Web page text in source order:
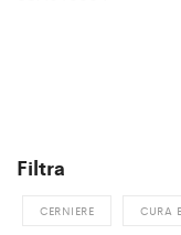
Filtra
CERNIERE CURA